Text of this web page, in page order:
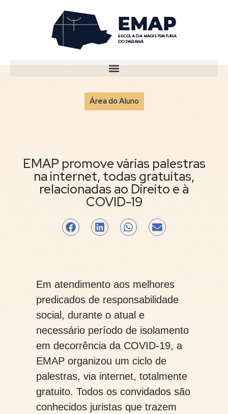
Área do Aluno
EMAP promove várias palestras
na internet, todas gratuitas,
relacionadas ao Direito e à
COVID-19
Em atendimento aos melhores
predicados de responsabilidade
social, durante o atual e
necessário período de isolamento
em decorrência da COVID-19, a
EMAP organizou um ciclo de
palestras, via internet, totalmente
gratuito. Todos os convidados são
conhecidos juristas que trazem